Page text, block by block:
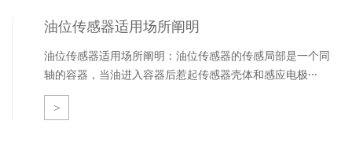
油位传感器适用场所阐明
油位传感器适用场所阐明：油位传感器的传感局部是一个同
轴的容器，当油进入容器后惹起传感器壳体和感应电极···
>